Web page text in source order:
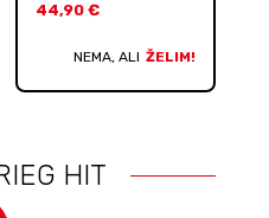
44,90 €
NEMA, ALI ŽELIM!
HIT